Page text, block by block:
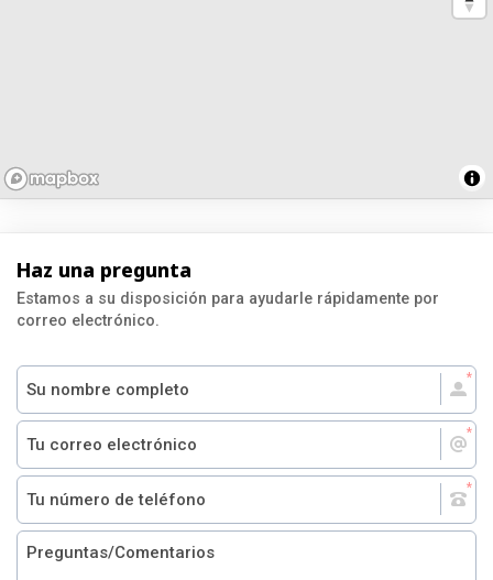
Haz una pregunta
Estamos a su disposición para ayudarle rápidamente por
correo electrónico.